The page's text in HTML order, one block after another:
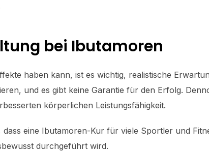
bei Ibutamoren
haben kann, ist es wichtig, realistische
und es gibt keine Garantie für den Erfolg.
körperlichen Leistungsfähigkeit.
dass eine Ibutamoren-Kur für viele Sportler und
durchgeführt wird.